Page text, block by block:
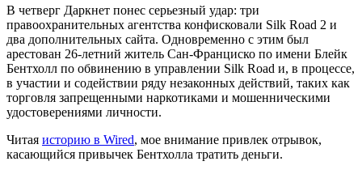
В четверг Даркнет понес серьезный удар: три
правоохранительных агентства конфисковали Silk Road 2 и
два дополнительных сайта. Одновременно с этим был
арестован 26-летний житель Сан-Франциско по имени Блейк
Бентхолл по обвинению в управлении Silk Road и, в процессе,
в участии и содействии ряду незаконных действий, таких как
торговля запрещенными наркотиками и мошенническими
удостоверениями личности.
Читая историю в Wired, мое внимание привлек отрывок,
касающийся привычек Бентхолла тратить деньги.